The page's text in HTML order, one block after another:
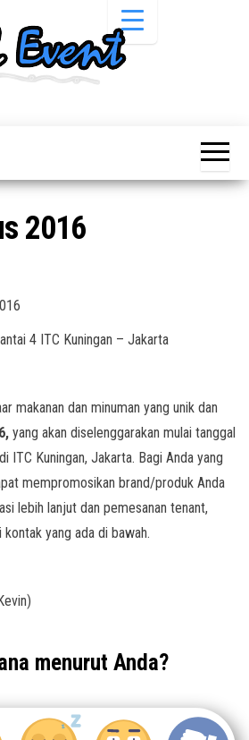
Acara &
Promo
Pameran,
Bazaar,2016
4 ITC Kuningan – Jakarta
makanan dan minuman yang unik dan
yang akan diselenggarakan mulai tanggal
ITC Kuningan, Jakarta. Bagi Anda yang
mempromosikan brand/produk Anda
lebih lanjut dan pemesanan tenant,
yang ada di bawah.
menurut Anda?